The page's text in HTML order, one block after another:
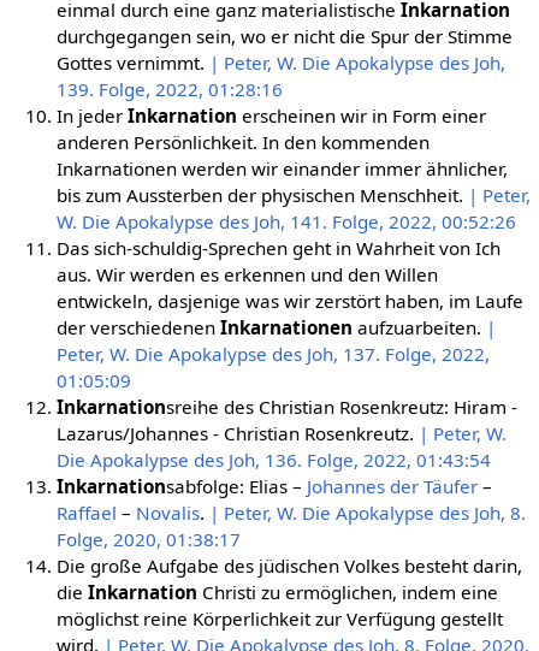
einmal durch eine ganz materialistische Inkarnation
durchgegangen sein, wo er nicht die Spur der Stimme
Gottes vernimmt. | Peter, W. Die Apokalypse des Joh,
139. Folge, 2022, 01:28:16
In jeder Inkarnation erscheinen wir in Form einer
anderen Persönlichkeit. In den kommenden
Inkarnationen werden wir einander immer ähnlicher,
bis zum Aussterben der physischen Menschheit. | Peter,
W. Die Apokalypse des Joh, 141. Folge, 2022, 00:52:26
Das sich-schuldig-Sprechen geht in Wahrheit von Ich
aus. Wir werden es erkennen und den Willen
entwickeln, dasjenige was wir zerstört haben, im Laufe
der verschiedenen Inkarnationen aufzuarbeiten. |
Peter, W. Die Apokalypse des Joh, 137. Folge, 2022,
01:05:09
Inkarnationsreihe des Christian Rosenkreutz: Hiram -
Lazarus/Johannes - Christian Rosenkreutz. | Peter, W.
Die Apokalypse des Joh, 136. Folge, 2022, 01:43:54
Inkarnationsabfolge: Elias – Johannes der Täufer–
Raffael – Novalis. | Peter, W. Die Apokalypse des Joh, 8.
Folge, 2020, 01:38:17
Die große Aufgabe des jüdischen Volkes besteht darin,
die Inkarnation Christi zu ermöglichen, indem eine
möglichst reine Körperlichkeit zur Verfügung gestellt
wird. | Peter, W. Die Apokalypse des Joh, 8. Folge, 2020,